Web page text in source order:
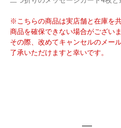
※こちらの商品は実店舗と在庫を
商品を確保できない場合がございま
その際、改めてキャンセルのメー
了承いただけますと幸いです。